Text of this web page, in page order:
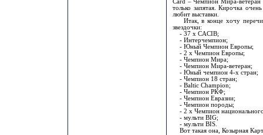
Card – Чемпион Мира-
только запятая. Кирочка
любит выставки.
Итак, в конце хочу
звездочки:
- 37 х CACIB;
- Интерчемпион;
- Юный Чемпион Европы;
- 2 х Чемпион Европы;
- Чемпион Мира;
- Чемпион Мира-ветеран;
- Юный чемпион 4-х стран;
- Чемпион 18 стран;
- Baltic Champion;
- Чемпион РКФ;
- Чемпион Евразии;
- Чемпион породы;
- 2 х Чемпион
- мульти BIG;
- мульти BIS.
Вот такая она, Козырная